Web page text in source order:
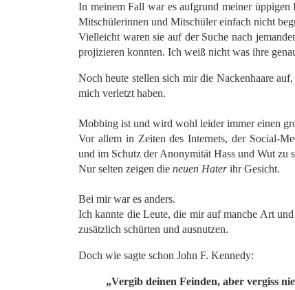
In meinem Fall war es aufgrund meiner
Mitschülerinnen und Mitschüler einfach nicht
Vielleicht waren sie auf der Suche nach
projizieren konnten. Ich weiß nicht was ihre
Noch heute stellen sich mir die Nackenhaare
mich verletzt haben.
Mobbing ist und wird wohl leider immer einen
Vor allem in Zeiten des Internets, der Social-
und im Schutz der Anonymität Hass und Wut zu
Nur selten zeigen die neuen Haterihr Gesicht.
Bei mir war es anders.
Ich kannte die Leute, die mir auf manche Art
zusätzlich schürten und ausnutzen.
Doch wie sagte schon John F. Kennedy:
„Vergib deinen Feinden, aber vergiss